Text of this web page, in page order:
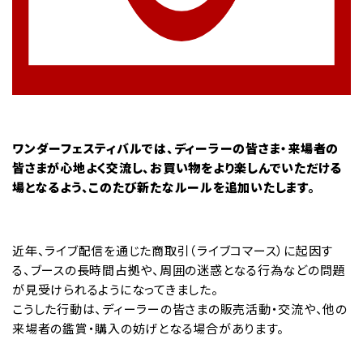
ワンダーフェスティバルでは、ディーラーの皆さま・来場者の
皆さまが心地よく交流し、お買い物をより楽しんでいただける
場となるよう、このたび新たなルールを追加いたします。
近年、ライブ配信を通じた商取引（ライブコマース）に起因す
る、ブースの長時間占拠や、周囲の迷惑となる行為などの問題
が見受けられるようになってきました。
こうした行動は、ディーラーの皆さまの販売活動・交流や、他の
来場者の鑑賞・購入の妨げとなる場合があります。